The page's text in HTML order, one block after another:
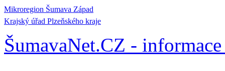
Mikroregion Šumava Západ
Krajský úřad Plzeňského kraje
ŠumavaNet.CZ -